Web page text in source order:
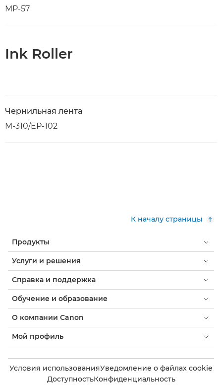
MP-57
Ink Roller
Чернильная лента
M-310/EP-102
К началу страницы
Продукты
Услуги и решения
Справка и поддержка
Обучение и образование
О компании Canon
Мой профиль
Условия использованияУведомление о файлах cookie
ДоступностьКонфиденциальность